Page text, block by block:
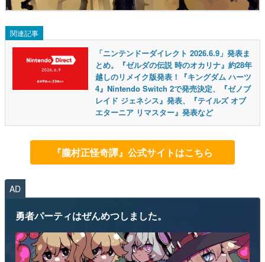
関連記事
「ニンテンドーダイレクト 2026.6.9」発表ま
とめ。『ゼルダの伝説 時のオカリナ』約28年
越しのリメイク版発表！『キングダム ハーツ
4』Nintendo Switch 2で発売決定、『ゼノブ
レイド ジェネシス』発表、『テイルズ オブ
エターニア リマスター』発表など
『朧村正怪奇譚』公式サイトはこちら
AD
勇者パーティはぜんめつしました。